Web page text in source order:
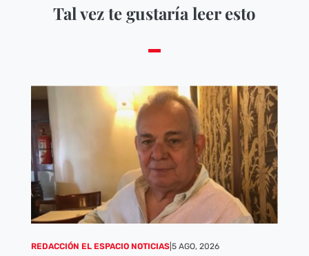
Tal vez te gustaría leer esto
REDACCIÓN EL ESPACIO NOTICIAS| 5 AGO, 2026